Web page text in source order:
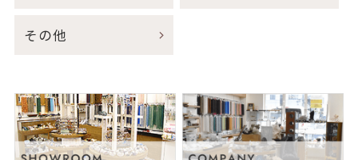
その他